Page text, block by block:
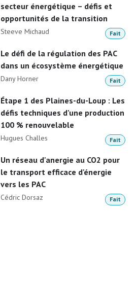
secteur énergétique – défis et
opportunités de la transition
Steeve Michaud Fait
Le défi de la régulation des PAC
dans un écosystème énergétique
Dany Horner Fait
Étape 1 des Plaines-du-Loup : Les
défis techniques d'une production
100 % renouvelable
Hugues Challes Fait
Un réseau d'anergie au CO2 pour
le transport efficace d'énergie
vers les PAC
Cédric Dorsaz Fait